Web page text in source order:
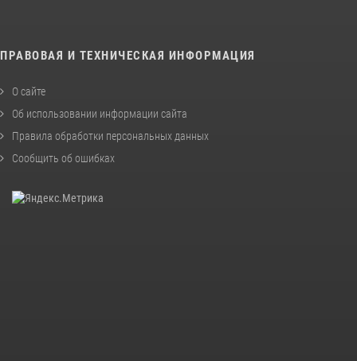
ПРАВОВАЯ И ТЕХНИЧЕСКАЯ ИНФОРМАЦИЯ
О сайте
Об использовании информации сайта
Правила обработки персональных данных
Сообщить об ошибках